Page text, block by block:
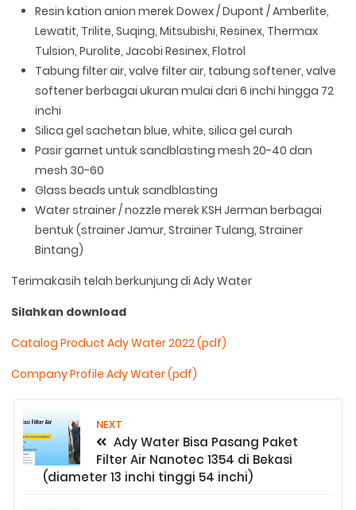
Resin kation anion merek Dowex / Dupont / Amberlite,
Lewatit, Trilite, Suqing, Mitsubishi, Resinex, Thermax
Tulsion, Purolite, Jacobi Resinex, Flotrol
Tabung filter air, valve filter air, tabung softener, valve
softener berbagai ukuran mulai dari 6 inchi hingga 72
inchi
Silica gel sachetan blue, white, silica gel curah
Pasir garnet untuk sandblasting mesh 20-40 dan
mesh 30-60
Glass beads untuk sandblasting
Water strainer / nozzle merek KSH Jerman berbagai
bentuk (strainer Jamur, Strainer Tulang, Strainer
Bintang)
Terimakasih telah berkunjung di Ady Water
Silahkan download
Catalog Product Ady Water 2022 (pdf)
Company Profile Ady Water (pdf)
NEXT
Ady Water Bisa Pasang Paket
Filter Air Nanotec 1354 di Bekasi
(diameter 13 inchi tinggi 54 inchi)